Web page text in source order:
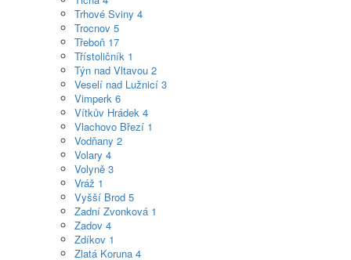
Trhové Sviny 4
Trocnov 5
Třeboň 17
Třístoličník 1
Týn nad Vltavou 2
Veselí nad Lužnicí 3
Vimperk 6
Vítkův Hrádek 4
Vlachovo Březí 1
Vodňany 2
Volary 4
Volyně 3
Vráž 1
Vyšší Brod 5
Zadní Zvonková 1
Zadov 4
Zdíkov 1
Zlatá Koruna 4